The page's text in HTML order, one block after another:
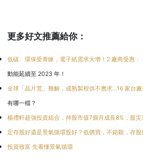
更多好文推薦給你：
低碳、環保受青睞，電子紙需求大增！2 廠商受惠：
動能延續至 2023 年！
全球「晶片荒」難解，成熟製程供不應求…16 家台廠
有哪一檔？
楊禮軒超強投資組合，持股市值7個月成長8%，股
定存股好還是景氣循環股好？低價買，不錯殺，存
投資致富 先看懂景氣循環